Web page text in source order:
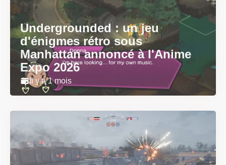
Undergrounded : un jeu
d'énigmes rétro sous
Manhattan annoncé à l'Anime
Expo 2026
Il y a 1 mois